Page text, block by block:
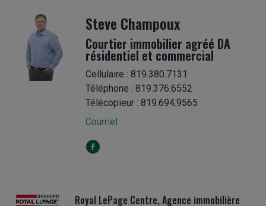
Steve Champoux
Courtier immobilier agréé DA
résidentiel et commercial
Cellulaire : 819.380.7131
Téléphone : 819.376.6552
Télécopieur : 819.694.9565
Courriel
Royal LePage Centre, Agence immobilière